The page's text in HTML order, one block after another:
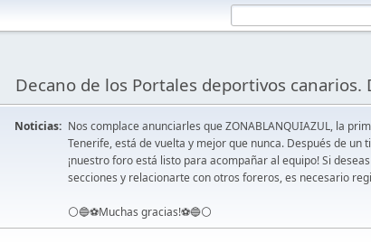
Decano de los Portales deportivos canarios.
Noticias: Nos complace anunciarles que ZONABLANQUIAZUL, la
Tenerife, está de vuelta y mejor que nunca. Después de
¡nuestro foro está listo para acompañar al equipo! Si
secciones y relacionarte con otros foreros, es necesario
⚪️🔵⚽️Muchas gracias!⚽️🔵⚪️